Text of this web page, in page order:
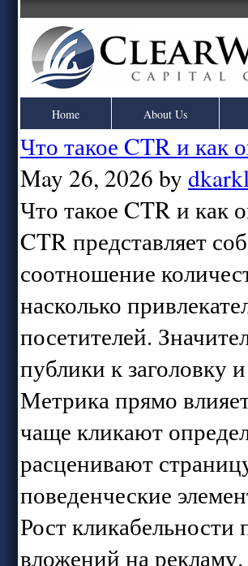
Home About Us
Что такое CTR и как
May 26, 2026 by
Что такое CTR и как
CTR представляет
соотношение
насколько
посетителей.
публики к заголовку
Метрика прямо
чаще кликают
расценивают
поведенческие
Рост кликабельности
вложений на